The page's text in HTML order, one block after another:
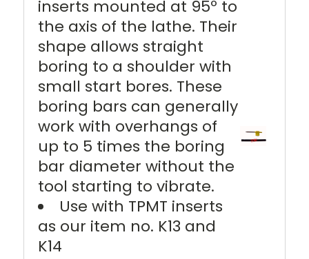
inserts mounted at 95º to
the axis of the lathe. Their
shape allows straight
boring to a shoulder with
small start bores. These
boring bars can generally
work with overhangs of
up to 5 times the boring
bar diameter without the
tool starting to vibrate.
Use with TPMT inserts
as our item no. K13 and
K14